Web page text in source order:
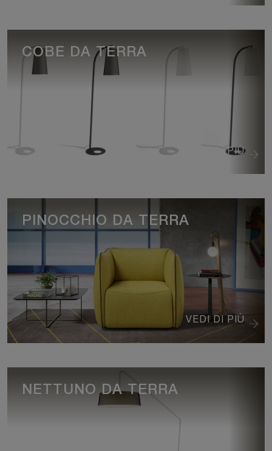
VEDI DI PIÙ
COBE DA TERRA
VEDI DI PIÙ
PINOCCHIO DA TERRA
NETTUNO DA TERRA